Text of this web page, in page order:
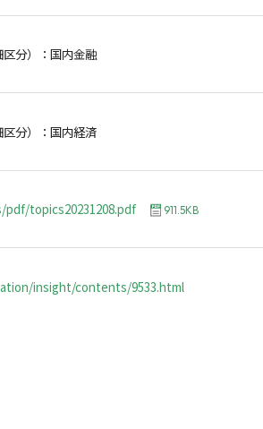
分）：国内金融
分）：国内経済
pdf/topics20231208.pdf 911.5KB
insight/contents/9533.html